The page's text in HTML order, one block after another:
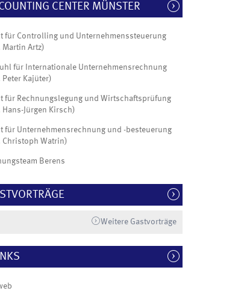
CENTER MÜNSTER
für Controlling und Unternehmenssteuerung
Martin Artz)
für Internationale Unternehmensrechnung
Peter Kajüter)
für Rechnungslegung und Wirtschaftsprüfung
Hans-Jürgen Kirsch)
für Unternehmensrechnung und -besteuerung
Christoph Watrin)
Berens
Weitere Gastvorträge